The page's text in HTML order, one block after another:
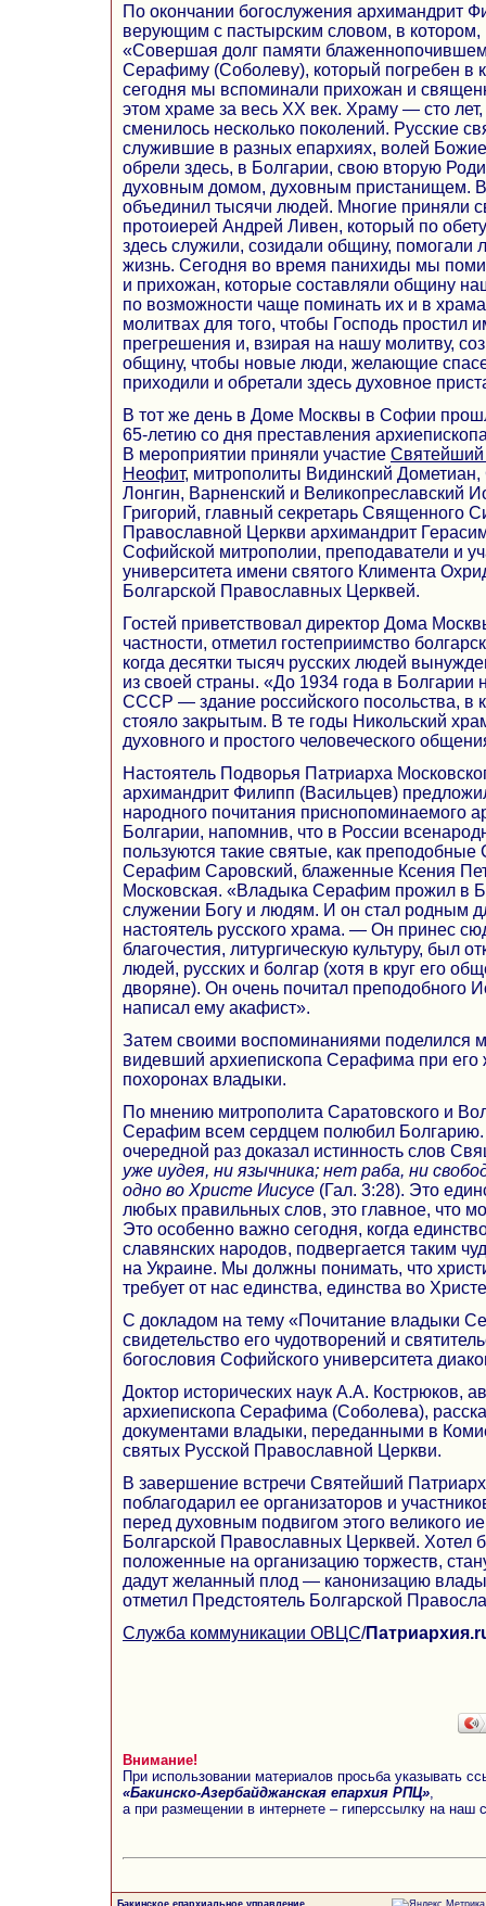
По окончании богослужения архимандрит
верующим с пастырским словом, в котором,
«Совершая долг памяти
Серафиму (Соболеву), который погребен в
сегодня мы вспоминали прихожан и
этом храме за весь XX век. Храму — сто
сменилось несколько поколений. Русские
служившие в разных епархиях, волей
обрели здесь, в Болгарии, свою вторую
духовным домом, духовным пристанищем.
объединил тысячи людей. Многие приняли
протоиерей Андрей Ливен, который по
здесь служили, созидали общину, помогали
жизнь. Сегодня во время панихиды мы
и прихожан, которые составляли общину
по возможности чаще поминать их и в
молитвах для того, чтобы Господь простил
прегрешения и, взирая на нашу молитву,
общину, чтобы новые люди, желающие
приходили и обретали здесь духовное
В тот же день в Доме Москвы в Софии
65-летию со дня преставления
В мероприятии приняли участие Святейший
Неофит, митрополиты Видинский Дометиан,
Лонгин, Варненский и Великопреславский
Григорий, главный секретарь Священного
Православной Церкви архимандрит
Софийской митрополии, преподаватели и
университета имени святого Климента
Болгарской Православных Церквей.
Гостей приветствовал директор Дома
частности, отметил гостеприимство
когда десятки тысяч русских людей
из своей страны. «До 1934 года в Болгарии
СССР — здание российского посольства, в
стояло закрытым. В те годы Никольский
духовного и простого человеческого
Настоятель Подворья Патриарха
архимандрит Филипп (Васильцев)
народного почитания приснопоминаемого
Болгарии, напомнив, что в России
пользуются такие святые, как преподобные
Серафим Саровский, блаженные Ксения
Московская. «Владыка Серафим прожил в
служении Богу и людям. И он стал родным
настоятель русского храма. — Он принес
благочестия, литургическую культуру, был
людей, русских и болгар (хотя в круг его
дворяне). Он очень почитал преподобного
написал ему акафист».
Затем своими воспоминаниями поделился
видевший архиепископа Серафима при
похоронах владыки.
По мнению митрополита Саратовского и
Серафим всем сердцем полюбил
очередной раз доказал истинность слов
уже иудея, ни язычника; нет раба, ни
одно во Христе Иисусе (Гал. 3:28). Это
любых правильных слов, это главное, что
Это особенно важно сегодня, когда
славянских народов, подвергается таким
на Украине. Мы должны понимать, что
требует от нас единства, единства во
С докладом на тему «Почитание владыки
свидетельство его чудотворений и
богословия Софийского университета
Доктор исторических наук А.А. Кострюков,
архиепископа Серафима (Соболева),
документами владыки, переданными в
святых Русской Православной Церкви.
В завершение встречи Святейший
поблагодарил ее организаторов и
перед духовным подвигом этого великого
Болгарской Православных Церквей. Хотел
положенные на организацию торжеств,
дадут желанный плод — канонизацию
отметил Предстоятель Болгарской
Служба коммуникации ОВЦС/
Внимание!
При использовании материалов просьба указывать
«Бакинско-Азербайджанская епархия РПЦ»
а при размещении в интернете – гиперссылку на наш
Бакинское епархиальное управление